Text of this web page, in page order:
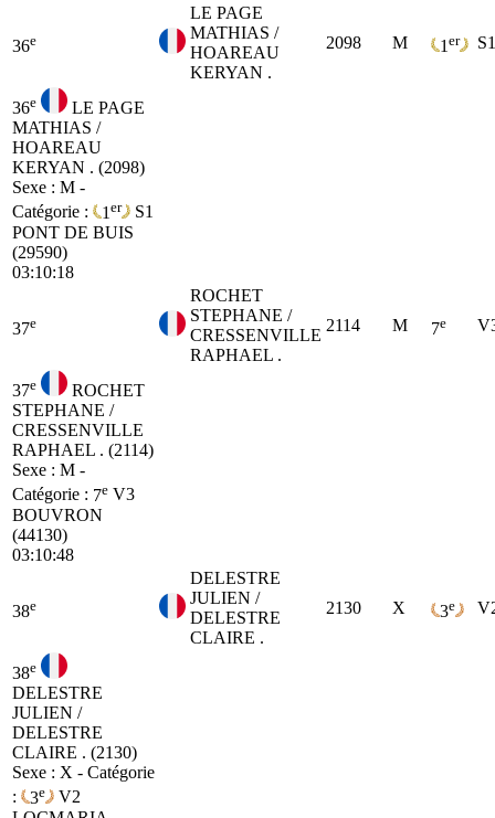
36e
LE PAGE
MATHIAS /
HOAREAU
KERYAN .
2098 M 1 er S1
36e
LE PAGE
MATHIAS /
HOAREAU
KERYAN . (2098)
Sexe : M -
Catégorie :
1 er
S1
PONT DE BUIS
(29590)
03:10:18
37e
ROCHET
STEPHANE /
CRESSENVILLE
RAPHAEL .
2114 M 7e
37e
ROCHET
STEPHANE /
CRESSENVILLE
RAPHAEL . (2114)
Sexe : M -
Catégorie : 7e V3
BOUVRON
(44130)
03:10:48
38e
DELESTRE
JULIEN /
DELESTRE
CLAIRE .
2130 X 3e
38e
DELESTRE
JULIEN /
DELESTRE
CLAIRE . (2130)
Sexe : X - Catégorie
:
3e
V2